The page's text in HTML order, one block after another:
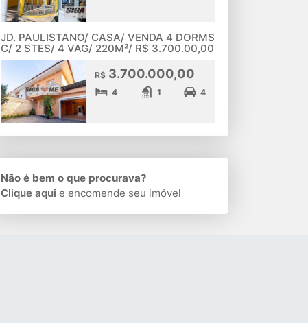
JD. PAULISTANO/ CASA/ VENDA 4 DORMS
C/ 2 STES/ 4 VAG/ 220M²/ R$ 3.700.00,00
R$3.700.000,00
4 1 4
Não é bem o que procurava?
Clique aqui e encomende seu imóvel